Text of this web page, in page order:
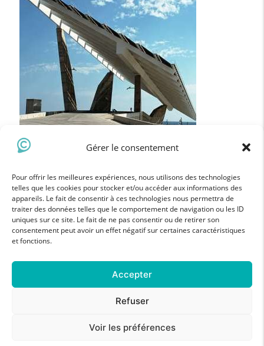
Gérer le consentement
Pour offrir les meilleures expériences, nous utilisons des technologies
telles que les cookies pour stocker et/ou accéder aux informations des
appareils. Le fait de consentir à ces technologies nous permettra de
traiter des données telles que le comportement de navigation ou les ID
uniques sur ce site. Le fait de ne pas consentir ou de retirer son
consentement peut avoir un effet négatif sur certaines caractéristiques
et fonctions.
Accepter
Refuser
Voir les préférences
STAGE DU MOMENT
STAGE PHOTO EN STUDIO | NANTES
80€
© 2026 - Comme un Photographe
Conditions de vente Mentions légales